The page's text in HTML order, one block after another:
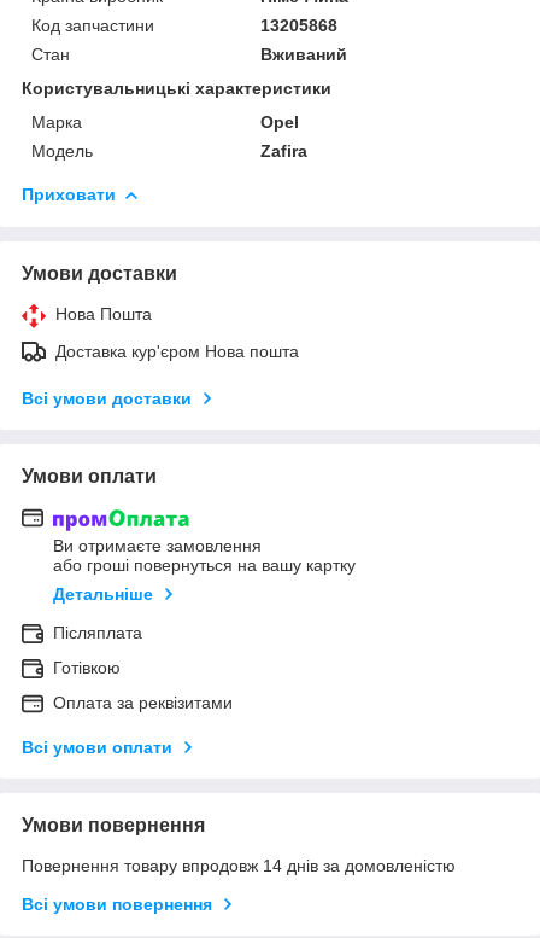
Код запчастини
13205868
Стан
Вживаний
Користувальницькі характеристики
Марка
Opel
Модель
Zafira
Приховати
Умови доставки
Нова Пошта
Доставка кур'єром Нова пошта
Всі умови доставки
Умови оплати
Ви отримаєте замовлення
або гроші повернуться на вашу картку
Детальніше
Післяплата
Готівкою
Оплата за реквізитами
Всі умови оплати
Умови повернення
Повернення товару впродовж 14 днів за домовленістю
Всі умови повернення